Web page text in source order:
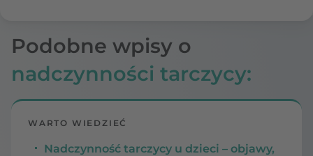
Podobne wpisy o
nadczynności tarczycy:
WARTO WIEDZIEĆ
Nadczynność tarczycy u dzieci – objawy,